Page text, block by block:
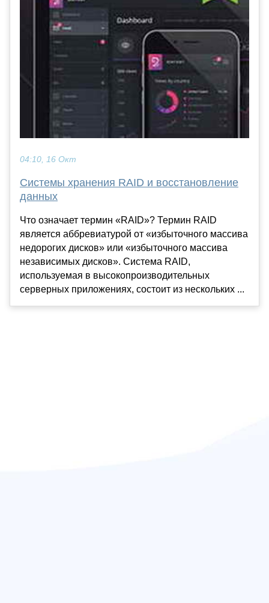
04:10, 16 Окт
Системы хранения RAID и восстановление
данных
Что означает термин «RAID»? Термин RAID
является аббревиатурой от «избыточного массива
недорогих дисков» или «избыточного массива
независимых дисков». Система RAID,
используемая в высокопроизводительных
серверных приложениях, состоит из нескольких ...